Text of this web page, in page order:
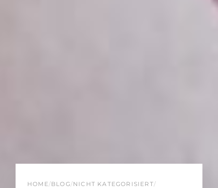
HOME /BLOG /NICHT KATEGORISIERT/